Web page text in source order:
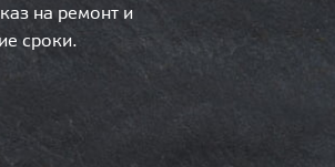
на ремонт и
сроки.